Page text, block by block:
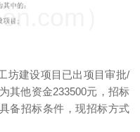
坊建设项目已出项目审批/
其他资金233500元，招标
备招标条件，现招标方式
）